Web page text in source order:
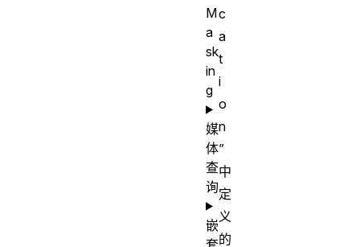
c
a
t
i
o
n
”
中
定
义
的
M
a
sk
in
g
媒
体
查
询
嵌